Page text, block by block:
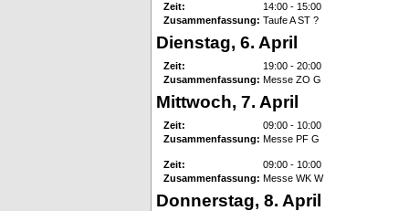
Zeit:
14:00 - 15:00
Zusammenfassung: Taufe A ST ?
Dienstag, 6. April
Zeit:
19:00 - 20:00
Zusammenfassung: Messe ZO G
Mittwoch, 7. April
Zeit:
09:00 - 10:00
Zusammenfassung: Messe PF G
Zeit:
09:00 - 10:00
Zusammenfassung: Messe WK W
Donnerstag, 8. April